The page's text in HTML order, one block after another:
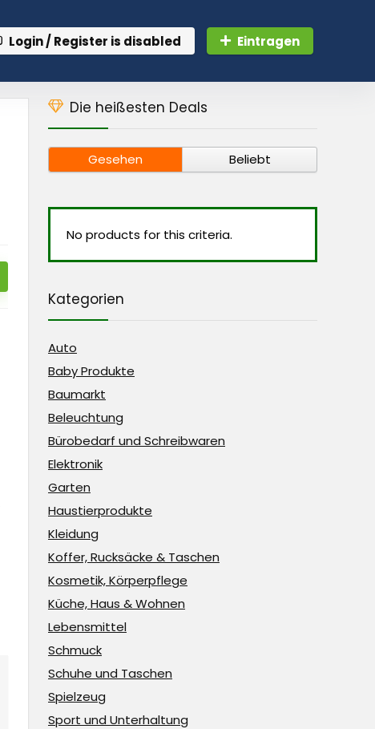
Login / Register is disabled Eintragen
Die heißesten Deals
Gesehen Beliebt
No products for this criteria.
Kategorien
Auto
Baby Produkte
Baumarkt
Beleuchtung
Bürobedarf und Schreibwaren
Elektronik
Garten
Haustierprodukte
Kleidung
Koffer, Rucksäcke & Taschen
Kosmetik, Körperpflege
Küche, Haus & Wohnen
Lebensmittel
Schmuck
Schuhe und Taschen
Spielzeug
Sport und Unterhaltung